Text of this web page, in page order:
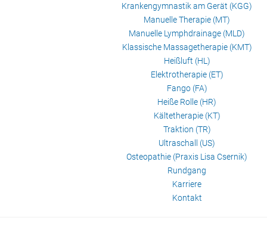
Krankengymnastik am Gerät (KGG)
Manuelle Therapie (MT)
Manuelle Lymphdrainage (MLD)
Klassische Massagetherapie (KMT)
Heißluft (HL)
Elektrotherapie (ET)
Fango (FA)
Heiße Rolle (HR)
Kältetherapie (KT)
Traktion (TR)
Ultraschall (US)
Osteopathie (Praxis Lisa Csernik)
Rundgang
Karriere
Kontakt